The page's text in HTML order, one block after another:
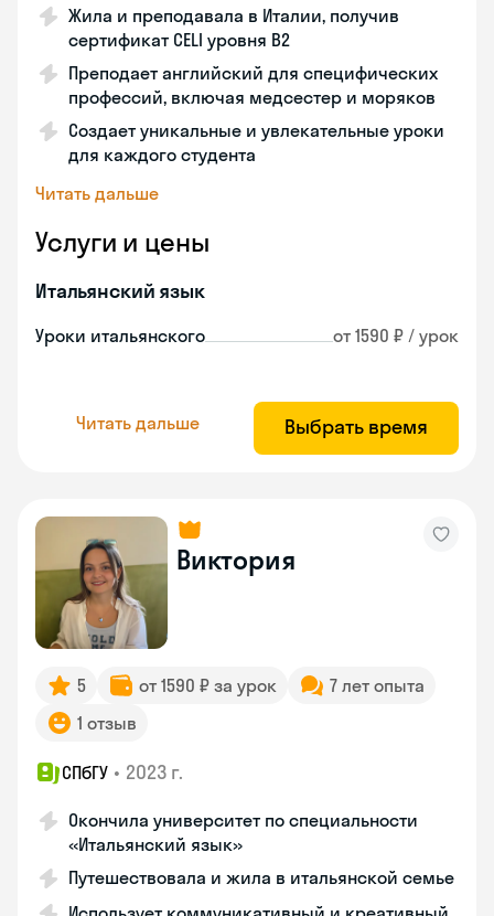
Жила и преподавала в Италии, получив
сертификат CELI уровня В2
Преподает английский для специфических
профессий, включая медсестер и моряков
Создает уникальные и увлекательные уроки
для каждого студента
Читать дальше
Услуги и цены
Итальянский язык
Уроки итальянского от 1590 ₽ / урок
Читать дальше Выбрать время
Виктория
5 от 1590 ₽ за урок
7 лет опыта
1 отзыв
СПбГУ • 2023 г.
Окончила университет по специальности
«Итальянский язык»
Путешествовала и жила в итальянской семье